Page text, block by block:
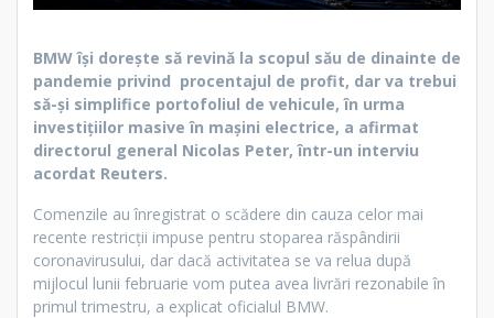
BMW își dorește să revină la scopul său de dinainte de
pandemie privind procentajul de profit, dar va trebui
să-și simplifice portofoliul de vehicule, în urma
investițiilor masive în mașini electrice, a afirmat
directorul general Nicolas Peter, într-un interviu
acordat Reuters.
Comenzile au înregistrat o scădere din cauza celor mai
recente restricții impuse pentru stoparea răspândirii
coronavirusului, dar dacă activitatea se va relua după
mijlocul lunii februarie vom putea avea livrări rezonabile în
primul trimestru, a explicat oficialul BMW.